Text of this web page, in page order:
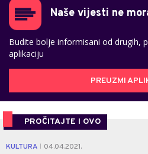
Naše vijesti ne
Budite bolje informisani od drugih,
aplikaciju
PREUZMI
PROČITAJTE I OVO
KULTURA 04.04.2021.